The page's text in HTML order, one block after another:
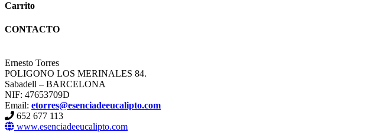
Carrito
CONTACTO
Ernesto Torres
POLIGONO LOS MERINALES 84.
Sabadell – BARCELONA
NIF: 47653709D
Email: etorres@esenciadeeucalipto.com
652 677 113
www.esenciadeeucalipto.com